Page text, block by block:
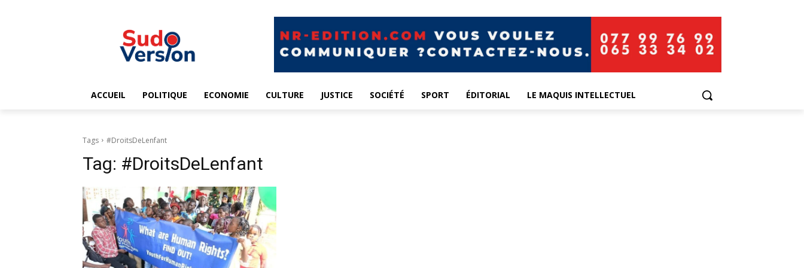
ACCUEIL POLITIQUE ECONOMIE CULTURE JUSTICE SOCIÉTÉ SPORT ÉDITORIAL LE MAQUIS INTELLECTUEL
Tags #DroitsDeLenfant
Tag: #DroitsDeLenfant